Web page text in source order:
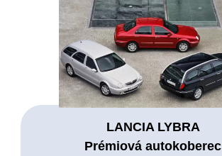
LANCIA LYBRA
Prémiová autokoberec